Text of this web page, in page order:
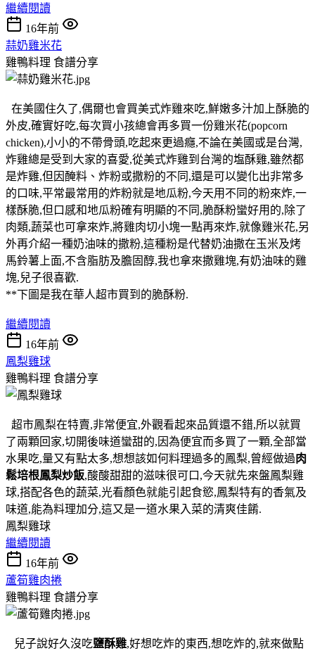
繼續閱讀
16年前
蒜奶雞米花
雞鴨料理 食譜分享
在美國住久了,偶爾也會買美式炸雞來吃,鮮嫩多汁加上酥脆的
外皮,確實好吃,每次買小孩總會再多買一份雞米花(popcorn
chicken),小小的不帶骨頭,吃起來更過癮,不論在美國或是台灣,
炸雞總是受到大家的喜愛,從美式炸雞到台灣的塩酥雞,雖然都
是炸雞,但因醃料、炸粉或撒粉的不同,還是可以變化出非常多
的口味,平常最常用的炸粉就是地瓜粉,今天用不同的粉來炸,一
樣酥脆,但口感和地瓜粉確有明顯的不同,脆酥粉蠻好用的,除了
肉類,蔬菜也可拿來炸,將雞肉切小塊一點再來炸,就像雞米花,另
外再介紹一種奶油味的撒粉,這種粉是代替奶油撒在玉米及烤
馬鈴薯上面,不含脂肪及膽固醇,我也拿來撒雞塊,有奶油味的雞
塊,兒子很喜歡.
**下圖是我在華人超市買到的脆酥粉.
繼續閱讀
16年前
鳳梨雞球
雞鴨料理 食譜分享
超市鳳梨在特賣,非常便宜,外觀看起來品質還不錯,所以就買
了兩顆回家,切開後味道蠻甜的,因為便宜而多買了一顆,全部當
水果吃,量又有點太多,想想該如何料理過多的鳳梨,曾經做過肉
鬆培根鳳梨炒飯,酸酸甜甜的滋味很可口,今天就先來盤鳳梨雞
球,搭配各色的蔬菜,光看顏色就能引起食慾,鳳梨特有的香氣及
味道,能為料理加分,這又是一道水果入菜的清爽佳餚.
鳳梨雞球
繼續閱讀
16年前
蘆筍雞肉捲
雞鴨料理 食譜分享
兒子說好久沒吃鹽酥雞,好想吃炸的東西,想吃炸的,就來做點